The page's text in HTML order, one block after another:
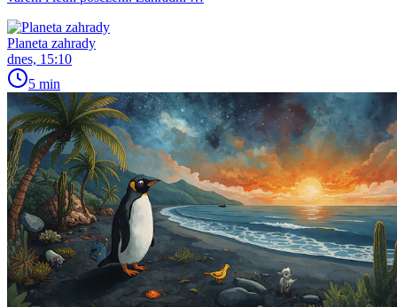
Planeta zahrady
dnes, 15:10
5 min